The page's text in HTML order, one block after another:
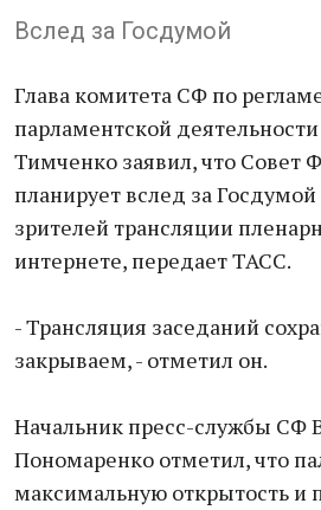
Вслед за Госдумой
Глава комитета СФ по
парламентской
Тимченко заявил, что Совет
планирует вслед за
зрителей трансляции
интернете, передает ТАСС.
- Трансляция заседаний
закрываем, - отметил он.
Начальник пресс-службы СФ
Пономаренко отметил, что
максимальную открытость и